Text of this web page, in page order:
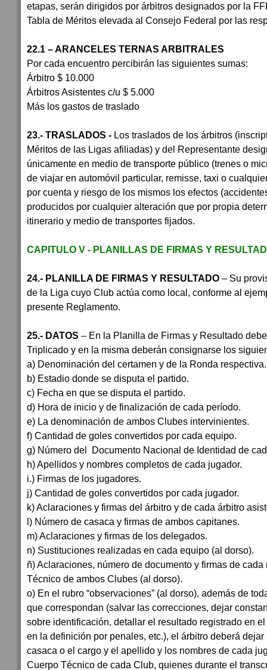
etapas, serán dirigidos por árbitros designados por la
Tabla de Méritos elevada al Consejo Federal por las
22.1 – ARANCELES TERNAS ARBITRALES
Por cada encuentro percibirán las siguientes sumas:
Árbitro $ 10.000
Árbitros Asistentes c/u $ 5.000
Más los gastos de traslado
23.- TRASLADOS - Los traslados de los árbitros
Méritos de las Ligas afiliadas) y del Representante
únicamente en medio de transporte público (trenes o
de viajar en automóvil particular, remisse, taxi o
por cuenta y riesgo de los mismos los efectos
producidos por cualquier alteración que por propia
itinerario y medio de transportes fijados.
CAPITULO V - PLANILLAS DE FIRMAS Y
24.- PLANILLA DE FIRMAS Y RESULTADO – Su
de la Liga cuyo Club actúa como local, conforme al
presente Reglamento.
25.- DATOS – En la Planilla de Firmas y Resultado
Triplicado y en la misma deberán consignarse los
a) Denominación del certamen y de la Ronda respectiva.
b) Estadio donde se disputa el partido.
c) Fecha en que se disputa el partido.
d) Hora de inicio y de finalización de cada período.
e) La denominación de ambos Clubes intervinientes.
f) Cantidad de goles convertidos por cada equipo.
g) Número del Documento Nacional de Identidad de
h) Apellidos y nombres completos de cada jugador.
i.) Firmas de los jugadores.
j) Cantidad de goles convertidos por cada jugador.
k) Aclaraciones y firmas del árbitro y de cada árbitro
l) Número de casaca y firmas de ambos capitanes.
m) Aclaraciones y firmas de los delegados.
n) Sustituciones realizadas en cada equipo (al dorso).
ñ) Aclaraciones, número de documento y firmas de
Técnico de ambos Clubes (al dorso).
o) En el rubro “observaciones” (al dorso), además de
que correspondan (salvar las correcciones, dejar
sobre identificación, detallar el resultado registrado en
en la definición por penales, etc.), el árbitro deberá
casaca o el cargo y el apellido y los nombres de cada
Cuerpo Técnico de cada Club, quienes durante el